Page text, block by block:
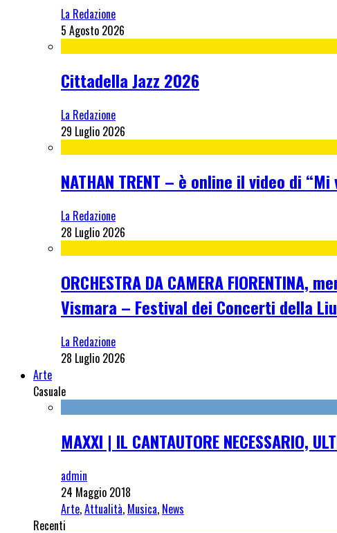
La Redazione
5 Agosto 2026
Cittadella Jazz 2026
La Redazione
29 Luglio 2026
NATHAN TRENT – è online il video di
La Redazione
28 Luglio 2026
ORCHESTRA DA CAMERA
Vismara – Festival dei Concerti della
La Redazione
28 Luglio 2026
Arte
Casuale
MAXXI | IL CANTAUTORE NECESSARIO,
admin
24 Maggio 2018
Arte,Attualità, Musica, News
Recenti